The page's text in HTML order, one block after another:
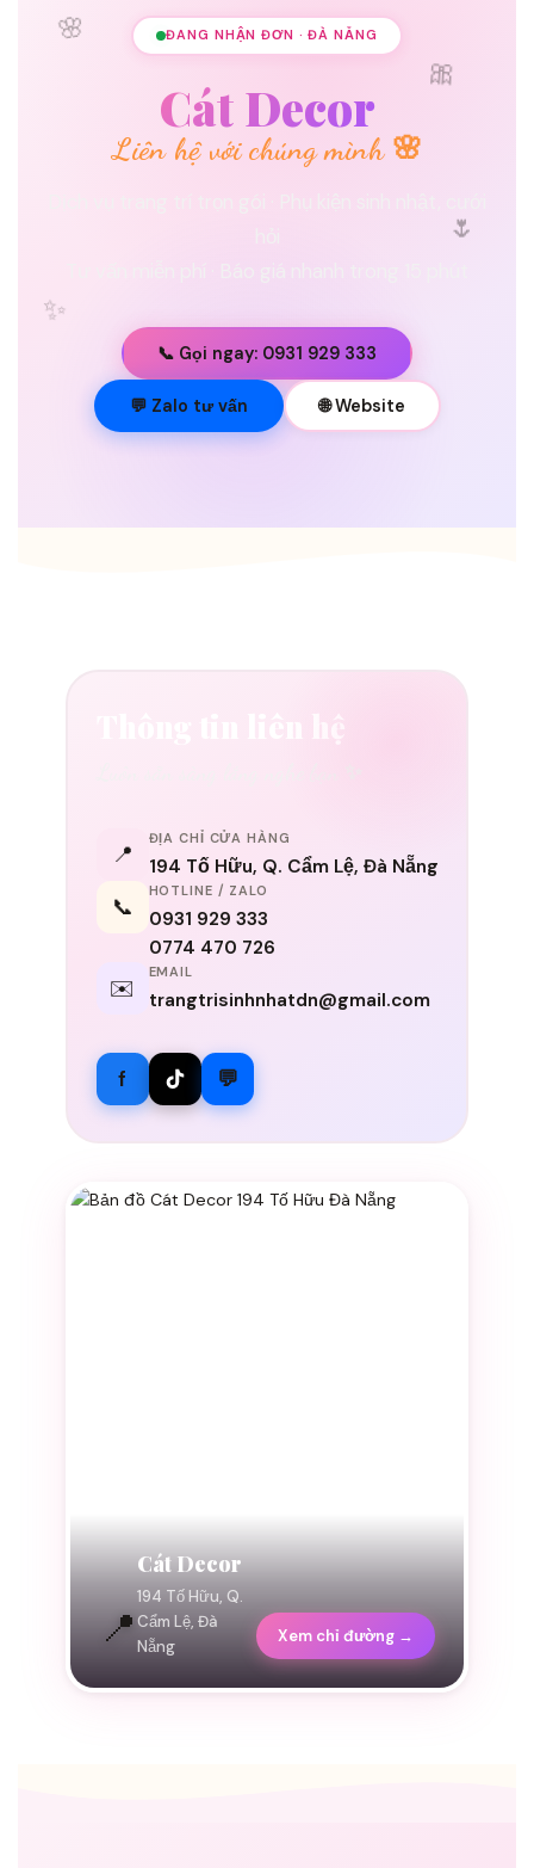
🌸
🎀
✨
🌷
💐
ĐANG NHẬN ĐƠN · ĐÀ NẴNG
Cát Decor
Liên hệ với chúng mình 🌸
📞 Gọi ngay: 0931 929 333
💬 Zalo tư vấn 🌐 Website
Thông tin liên hệ
📍
ĐỊA CHỈ CỬA HÀNG
194 Tố Hữu, Q. Cẩm Lệ, Đà Nẵng
📞
HOTLINE / ZALO
0931 929 333
0774 470 726
✉️
EMAIL
trangtrisinhnhatdn@gmail.com
f 💬
📍
Cát Decor
194 Tố Hữu, Q.
Cẩm Lệ, Đà
Nẵng
Xem chỉ đường →